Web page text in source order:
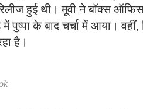
हुई थी। मूवी ने बॉक्स
में पुष्पा के बाद चर्चा में आया।
है।